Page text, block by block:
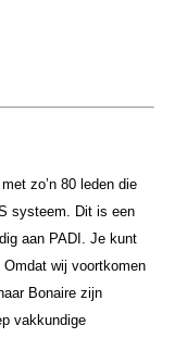
zo’n 80 leden die
systeem. Dit is een
aan PADI. Je kunt
wij voortkomen
Bonaire zijn
vakkundige